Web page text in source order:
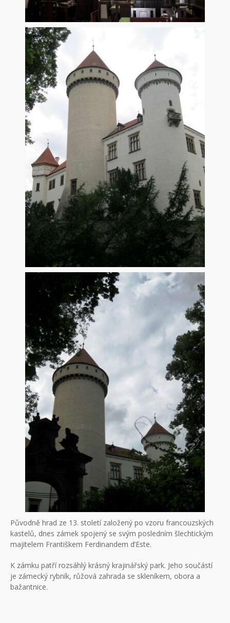
Původně hrad ze 13. století založený po vzoru francouzských
kastelů, dnes zámek spojený se svým posledním šlechtickým
majitelem Františkem Ferdinandem d’Este.
K zámku patří rozsáhlý krásný krajinářský park. Jeho součástí
je zámecký rybník, růžová zahrada se skleníkem, obora a
bažantnice.